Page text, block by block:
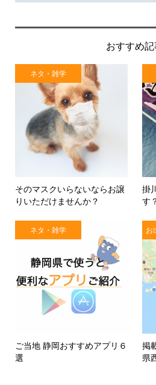
おすすめ
ネタ・雑学
そのマスクいらないならお譲
りいただけませんか？
掛
す
ネタ・雑学
ご当地 静岡おすすめアプリ６
選
お
掲
県